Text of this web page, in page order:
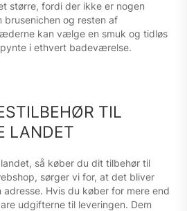
større, fordi der ikke er nogen
brusenichen og resten af
kan vælge en smuk og tidløs
i ethvert badeværelse.
TIL
LANDET
så køber du dit tilbehør til
sørger vi for, at det bliver
Hvis du køber for mere end
udgifterne til leveringen. Dem